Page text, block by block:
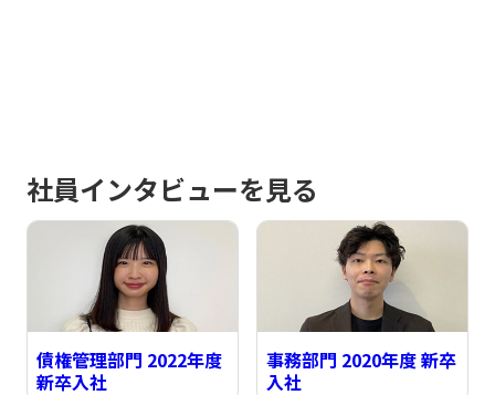
社員インタビューを見る
債権管理部門 2022年度
新卒入社
事務部門 2020年度 新卒
入社